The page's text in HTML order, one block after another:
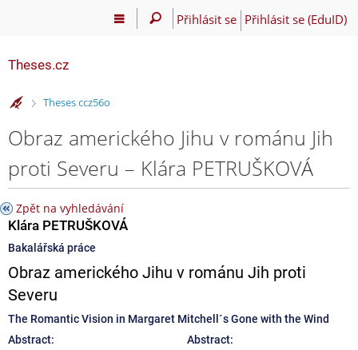
Přihlásit se Přihlásit se (EduID)
Theses.cz
>
Theses ccz56o
Obraz amerického Jihu v románu Jih
proti Severu – Klára PETRUŠKOVÁ
Zpět na vyhledávání
Klára PETRUŠKOVÁ
Bakalářská práce
Obraz amerického Jihu v románu Jih proti
Severu
The Romantic Vision in Margaret Mitchell´s Gone with the Wind
Abstract:
Abstract: